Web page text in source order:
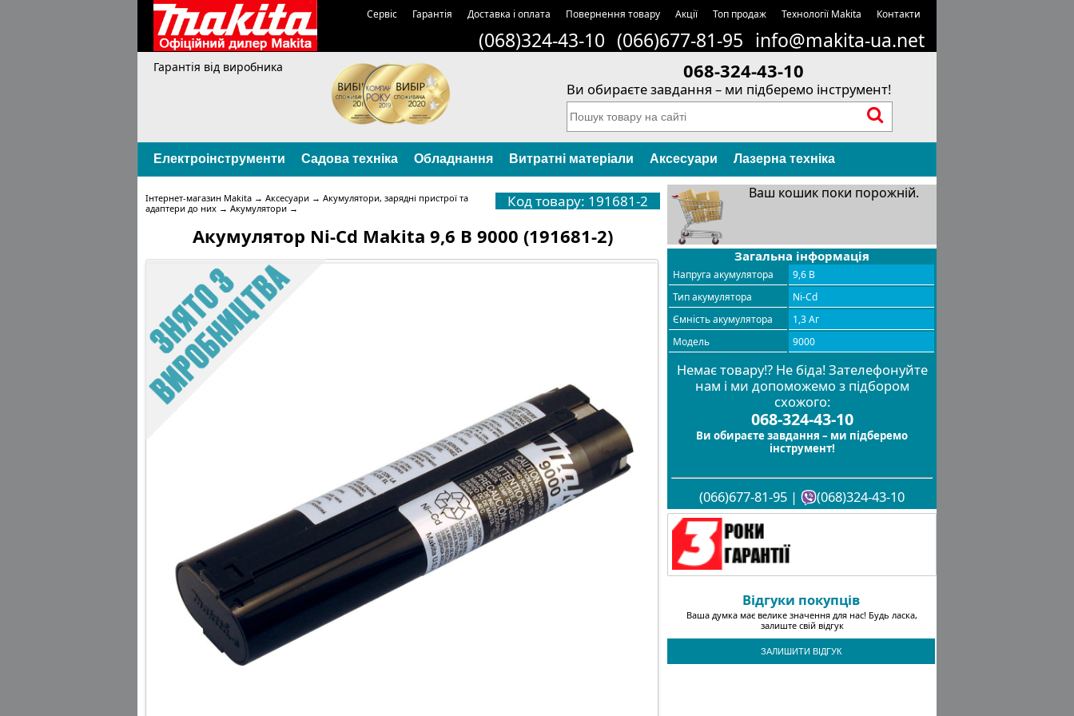
Сервіс Гарантія Доставка і оплата Повернення товару Акції Топ продаж Технології Makita Контакти
(068)324-43-10 (066)677-81-95 info@makita-ua.net
Гарантія від виробника 068-324-43-10
Ви обираєте завдання – ми підберемо інструмент!
Електроінструменти Садова техніка Обладнання Витратні матеріали Аксесуари Лазерна техніка
Код товару: 191681-2
Інтернет-магазин Makita → Аксесуари → Акумулятори, зарядні пристрої та
адаптери до них → Акумулятори →
Акумулятор Ni-Cd Makita 9,6 В 9000 (191681-2)
Ваш кошик поки порожній.
Загальна інформація
Напруга акумулятора
9,6 В
Тип акумулятора
Ni-Cd
Ємність акумулятора
1,3 Аг
Модель
9000
Немає товару!? Не біда! Зателефонуйте
нам і ми допоможемо з підбором
схожого:
068-324-43-10
Ви обираєте завдання – ми підберемо
інструмент!
(066)677-81-95 | (068)324-43-10
Відгуки покупців
Ваша думка має велике значення для нас! Будь ласка,
залиште свій відгук
ЗАЛИШИТИ ВІДГУК